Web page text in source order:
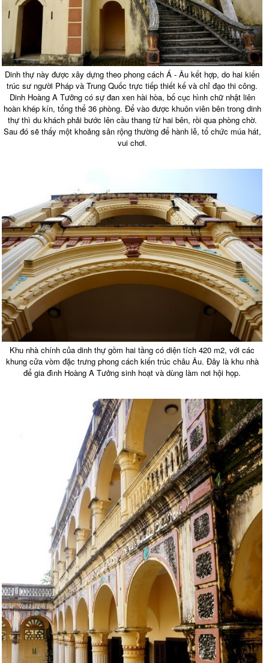
Dinh thự này được xây dựng theo phong cách Á - Âu kết hợp, do hai kiến
trúc sư người Pháp và Trung Quốc trực tiếp thiết kế và chỉ đạo thi công.
Dinh Hoàng A Tưởng có sự đan xen hài hòa, bố cục hình chữ nhật liên
hoàn khép kín, tổng thể 36 phòng. Để vào được khuôn viên bên trong dinh
thự thì du khách phải bước lên cầu thang từ hai bên, rồi qua phòng chờ.
Sau đó sẽ thấy một khoảng sân rộng thường để hành lễ, tổ chức múa hát,
vui chơi.
Khu nhà chính của dinh thự gồm hai tầng có diện tích 420 m2, với các
khung cửa vòm đặc trưng phong cách kiến trúc châu Âu. Đây là khu nhà
để gia đình Hoàng A Tưởng sinh hoạt và dùng làm nơi hội họp.